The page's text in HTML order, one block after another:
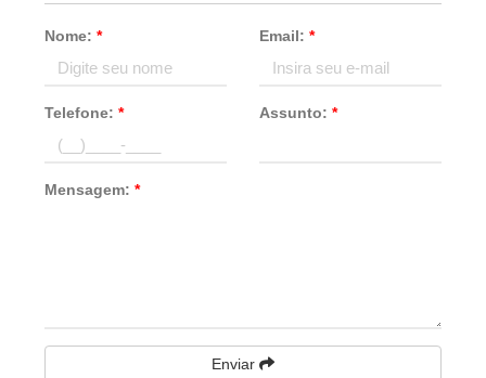
Nome:* Email: *
Telefone:* Assunto: *
Mensagem:*
Enviar